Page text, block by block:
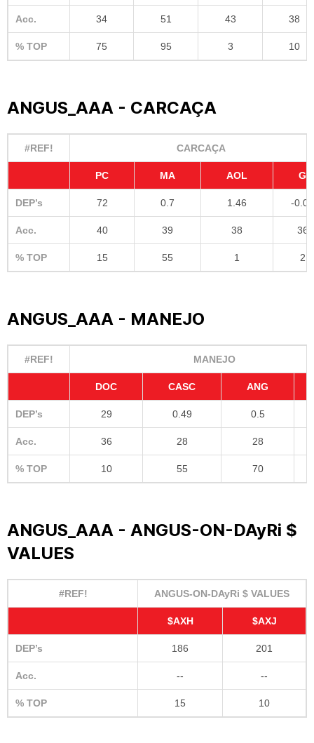
Acc. 34 51 43 38
% TOP 75 95 3 10
ANGUS_AAA - CARCAÇA
#REF! CARCAÇA
PC MA AOL G
DEP’s 72 0.7 1.46 -0.05
Acc. 40 39 38 36
% TOP 15 55 1 2
ANGUS_AAA - MANEJO
#REF! MANEJO
DOC CASC ANG
DEP’s 29 0.49 0.5
Acc. 36 28 28
% TOP 10 55 70
ANGUS_AAA - ANGUS-ON-DAyRi $
VALUES
#REF! ANGUS-ON-DAyRi $ VALUES
$AXH $AXJ
DEP’s 186 201
Acc. -- --
% TOP 15 10